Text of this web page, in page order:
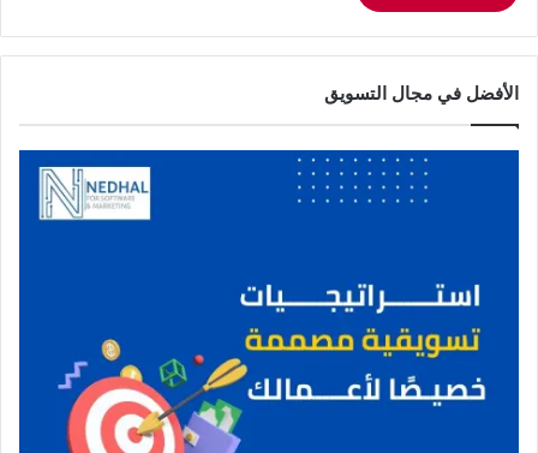
الأفضل في مجال التسويق